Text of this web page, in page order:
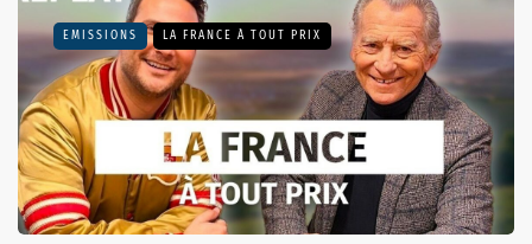
EMISSIONS LA FRANCE À TOUT PRIX